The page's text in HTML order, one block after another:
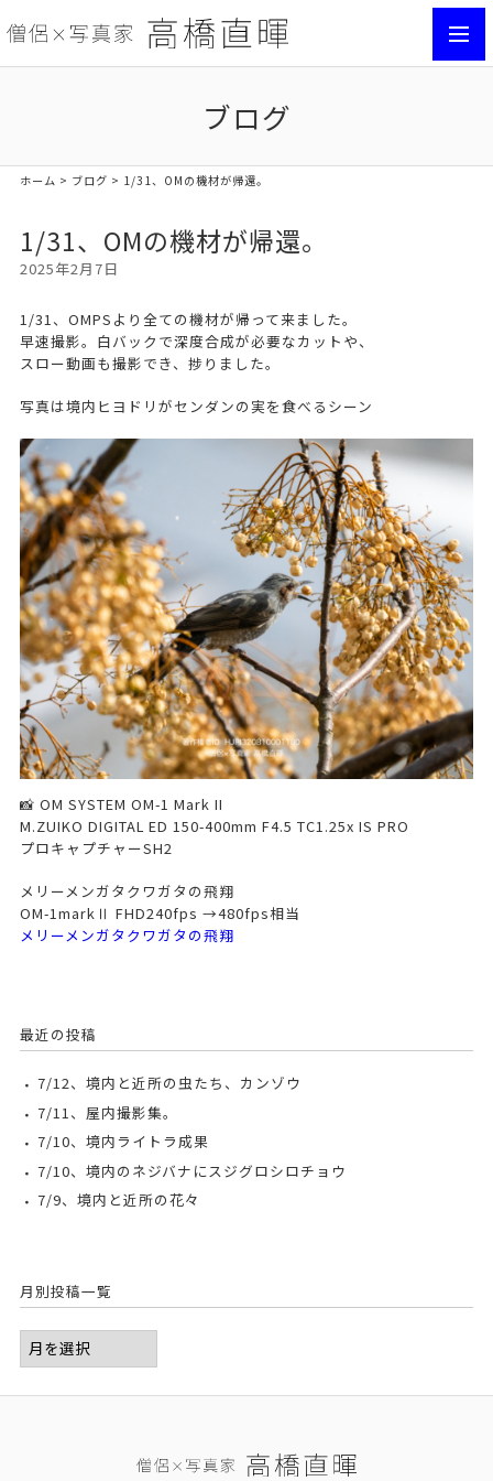
ブログ
ホーム > ブログ > 1/31、OMの機材が帰還。
1/31、OMの機材が帰還。
2025年2月7日
1/31、OMPSより全ての機材が帰って来ました。
早速撮影。白バックで深度合成が必要なカットや、
スロー動画も撮影でき、捗りました。
写真は境内ヒヨドリがセンダンの実を食べるシーン
📸 OM SYSTEM OM-1 Mark II
M.ZUIKO DIGITAL ED 150-400mm F4.5 TC1.25x IS PRO
プロキャプチャーSH2
メリーメンガタクワガタの飛翔
OM-1markⅡ FHD240fps →480fps相当
メリーメンガタクワガタの飛翔
最近の投稿
7/12、境内と近所の虫たち、カンゾウ
7/11、屋内撮影集。
7/10、境内ライトラ成果
7/10、境内のネジバナにスジグロシロチョウ
7/9、境内と近所の花々
月別投稿一覧